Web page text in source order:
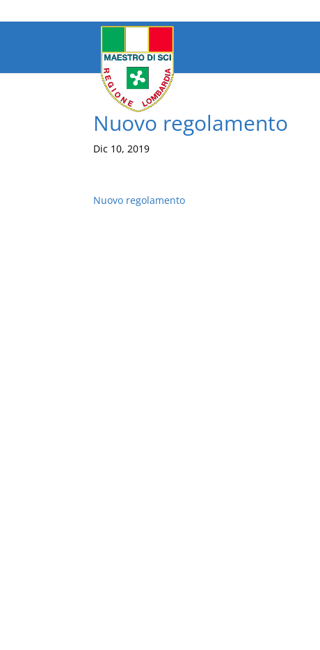
Nuovo regolamento
Dic 10, 2019
Nuovo regolamento